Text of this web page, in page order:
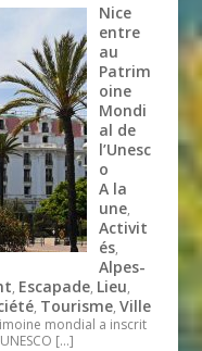
Nice
entre
au
Patrim
oine
Mondi
al de
l’Unesc
o
A la
une,
Activit
és,
Alpes-
, Escapade, Lieu,
, Tourisme,Ville
mondial a inscrit
[…]